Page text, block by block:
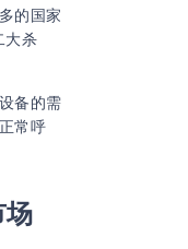
的国家
大杀
备的需
常呼
场